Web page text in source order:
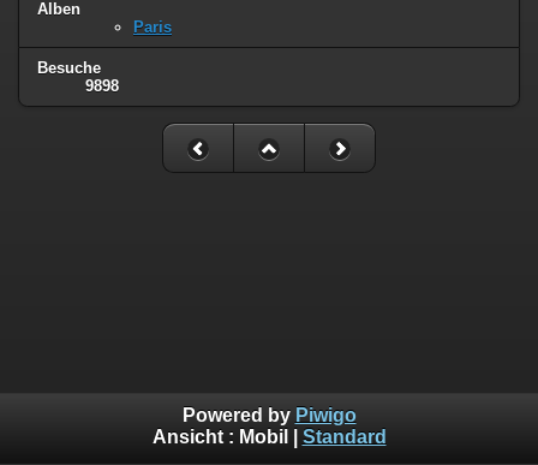
Alben
Paris
Besuche
9898
Powered by Piwigo
Ansicht : Mobil Standard